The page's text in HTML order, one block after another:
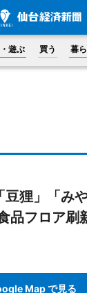
遊ぶ 買う 暮
豆狸」「み
フロア刷
Map で見る